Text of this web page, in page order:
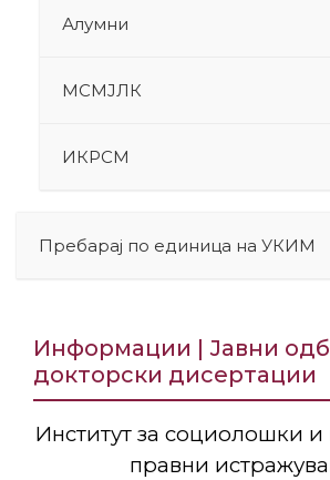
Алумни
МСМЈЛК
ИКРСМ
Пребарај по единица на УКИМ
Информации | Јавни
докторски дисертации
Институт за социолошки и
правни